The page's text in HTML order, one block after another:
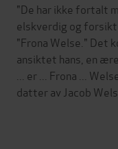
"De har ikke fortalt
elskverdig og
"Frona Welse." Det
ansiktet hans, en
... er ... Frona ...
datter av Jacob